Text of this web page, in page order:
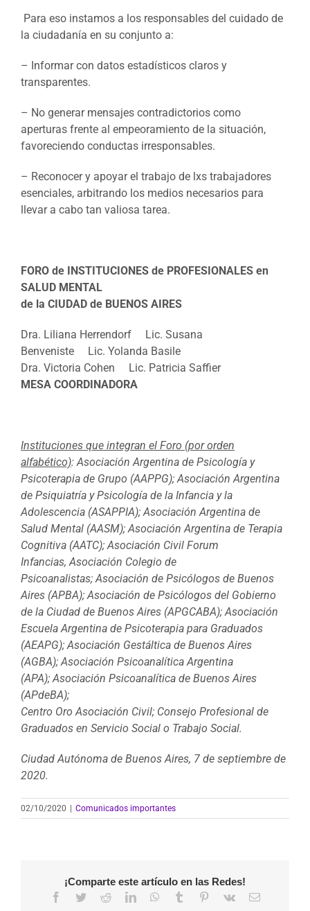
Para eso instamos a los responsables del cuidado de
la ciudadanía en su conjunto a:
– Informar con datos estadísticos claros y
transparentes.
– No generar mensajes contradictorios como
aperturas frente al empeoramiento de la situación,
favoreciendo conductas irresponsables.
– Reconocer y apoyar el trabajo de lxs trabajadores
esenciales, arbitrando los medios necesarios para
llevar a cabo tan valiosa tarea.
FORO de INSTITUCIONES de PROFESIONALES en
SALUD MENTAL
de la CIUDAD de BUENOS AIRES
Dra. Liliana Herrendorf Lic. Susana
Benveniste Lic. Yolanda Basile
Dra. Victoria Cohen Lic. Patricia Saffier
MESA COORDINADORA
Instituciones que integran el Foro (por orden
alfabético): Asociación Argentina de Psicología y
Psicoterapia de Grupo (AAPPG); Asociación Argentina
de Psiquiatría y Psicología de la Infancia y la
Adolescencia (ASAPPIA); Asociación Argentina de
Salud Mental (AASM); Asociación Argentina de Terapia
Cognitiva (AATC); Asociación Civil Forum
Infancias, Asociación Colegio de
Psicoanalistas; Asociación de Psicólogos de Buenos
Aires (APBA); Asociación de Psicólogos del Gobierno
de la Ciudad de Buenos Aires (APGCABA); Asociación
Escuela Argentina de Psicoterapia para Graduados
(AEAPG); Asociación Gestáltica de Buenos Aires
(AGBA); Asociación Psicoanalítica Argentina
(APA); Asociación Psicoanalítica de Buenos Aires
(APdeBA);
Centro Oro Asociación Civil; Consejo Profesional de
Graduados en Servicio Social o Trabajo Social.
Ciudad Autónoma de Buenos Aires, 7 de septiembre de
2020.
02/10/2020 | Comunicados importantes
¡Comparte este artículo en las Redes!
Facebook
TwitterRedditLinkedInWhatsApp
Tumblr Pinterest
Vk
Correo